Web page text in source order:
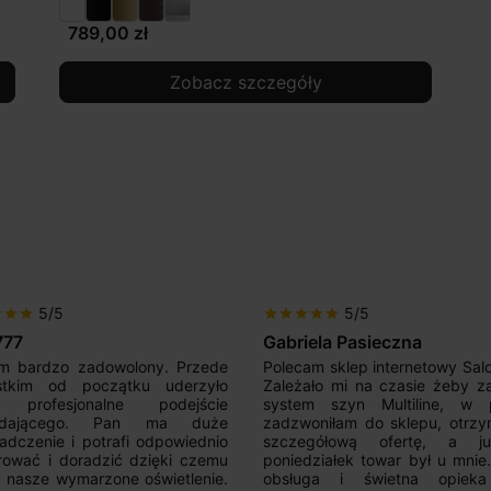
789,00 zł
Zobacz szczegóły
star star 5/5
Pasieczna
sklep internetowy SalonLED.
mi na czasie żeby zakupić
szyn Multiline, w piątek
do sklepu, otrzymałam
ofertę, a już w
towar był u mnie.Super
i świetna opieka nad
star star star star star 5/5
Mir Por
Super sprzedawca!
razy i jestem zadowolony z
produktów. Wszystko
opisem, sprawna realizacja,
kontakt. Polecam.